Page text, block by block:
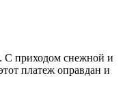
С приходом снежной и
платеж оправдан и